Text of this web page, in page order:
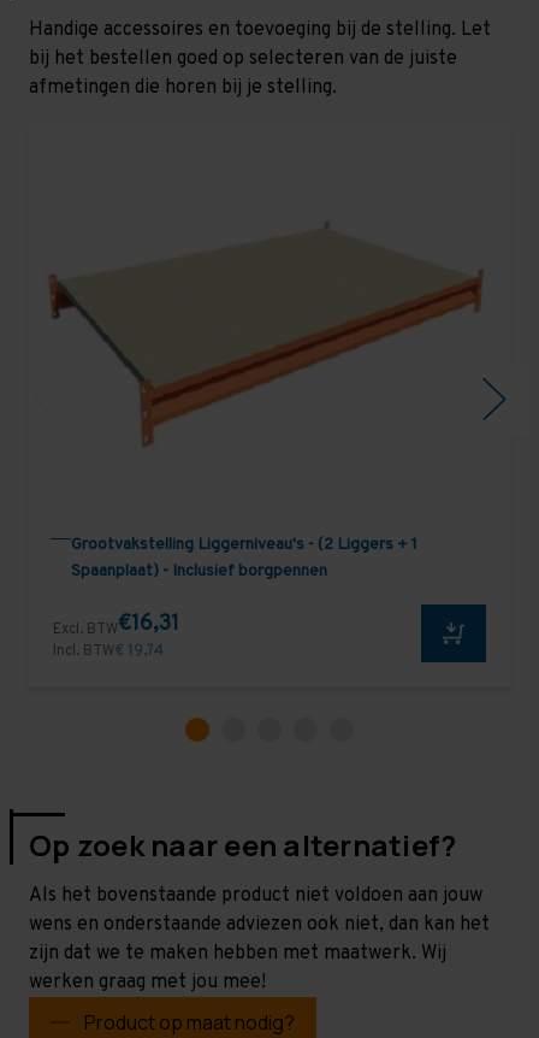
Handige accessoires en toevoeging bij de stelling. Let
bij het bestellen goed op selecteren van de juiste
afmetingen die horen bij je stelling.
Grootvakstelling Liggerniveau's - (2 Liggers + 1
Spaanplaat) - Inclusief borgpennen
Excl. BTW€16,31
Incl. BTW€ 19,74
Op zoek naar een alternatief?
Als het bovenstaande product niet voldoen aan jouw
wens en onderstaande adviezen ook niet, dan kan het
zijn dat we te maken hebben met maatwerk. Wij
werken graag met jou mee!
Product op maat nodig?